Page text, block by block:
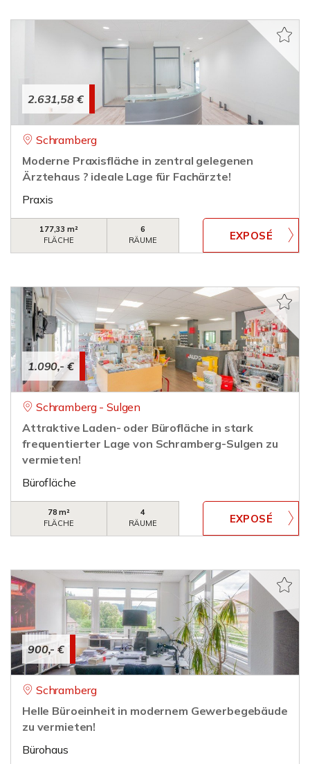
2.631,58 €
Schramberg
Moderne Praxisfläche in zentral gelegenen
Ärztehaus ? ideale Lage für Fachärzte!
Praxis
177,33 m²
FLÄCHE
6
RÄUME
1.090,- €
Schramberg - Sulgen
Attraktive Laden- oder Bürofläche in stark
frequentierter Lage von Schramberg-Sulgen zu
vermieten!
Bürofläche
78 m²
FLÄCHE
4
RÄUME
900,- €
Schramberg
Helle Büroeinheit in modernem Gewerbegebäude
zu vermieten!
Bürohaus